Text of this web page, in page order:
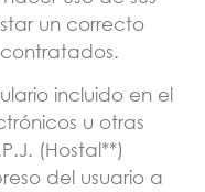
un correcto
incluido en el
u otras
(Hostal**)
del usuario a